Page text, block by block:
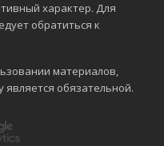
характер. Для
обратиться к
материалов,
является обязательной.